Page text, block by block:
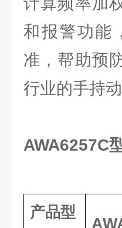
和报警功能
准，帮助预
行业的手持
AWA6257C
产品型
AW